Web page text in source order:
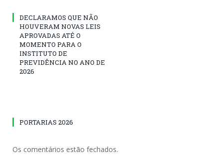
DECLARAMOS QUE NÃO
HOUVERAM NOVAS LEIS
APROVADAS ATÉ O
MOMENTO PARA O
INSTITUTO DE
PREVIDÊNCIA NO ANO DE
2026
PORTARIAS 2026
Os comentários estão fechados.